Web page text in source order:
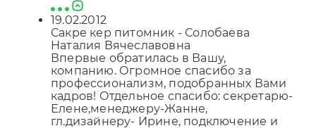
19.02.2012
Сакре кер питомник - Солобаева
Наталия Вячеславовна
Впервые обратилась в Вашу,
компанию. Огромное спасибо за
профессионализм, подобранных Вами
кадров! Отдельное спасибо: секретарю-
Елене,менеджеру-Жанне,
гл.дизайнеру- Ирине, подключение и